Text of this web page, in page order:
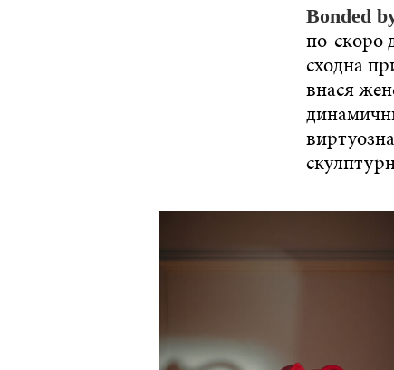
Bonded
по-скоро
сходна
внася